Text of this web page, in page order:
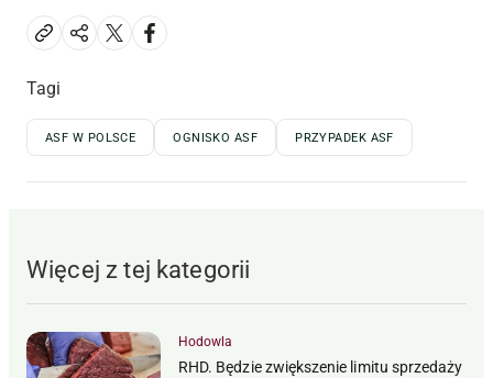
Tagi
ASF W POLSCE OGNISKO ASF PRZYPADEK ASF
Więcej z tej kategorii
Hodowla
RHD. Będzie zwiększenie limitu sprzedaży